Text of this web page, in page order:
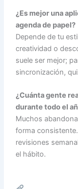
¿Es mejor una
agenda de papel?
Depende de tu
creatividad o
suele ser mejor;
sincronización,
¿Cuánta gente
durante todo el
Muchos
forma
revisiones
el hábito.